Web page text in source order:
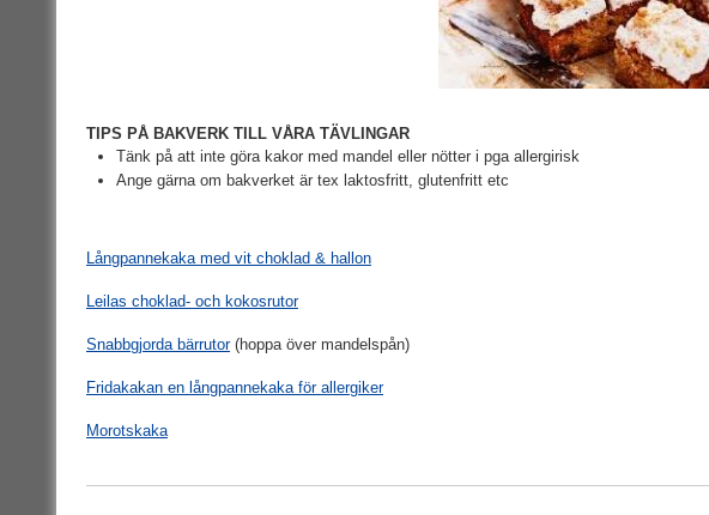
TIPS PÅ BAKVERK TILL VÅRA TÄVLINGAR
Tänk på att inte göra kakor med mandel eller nötter i pga allergirisk
Ange gärna om bakverket är tex laktosfritt, glutenfritt etc
Långpannekaka med vit choklad & hallon
Leilas choklad- och kokosrutor
Snabbgjorda bärrutor(hoppa över mandelspån)
Fridakakan en långpannekaka för allergiker
Morotskaka